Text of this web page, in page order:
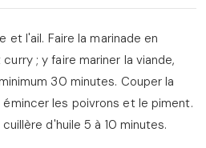
l'ail. Faire la marinade en
; y faire mariner la viande,
30 minutes. Couper la
les poivrons et le piment.
d'huile 5 à 10 minutes.